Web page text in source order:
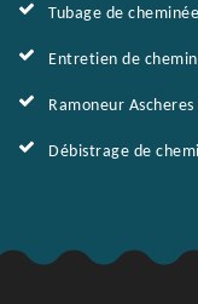
Tubage de
Entretien de
Ramoneur
Débistrage de